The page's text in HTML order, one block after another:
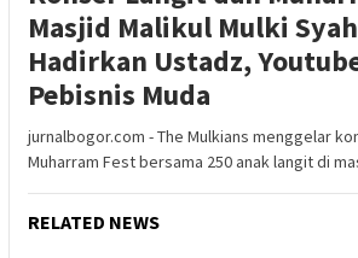
Masjid Malikul Mulki
Hadirkan Ustadz,
Pebisnis Muda
jurnalbogor.com - The Mulkians menggelar
Muharram Fest bersama 250 anak langit di
RELATED NEWS